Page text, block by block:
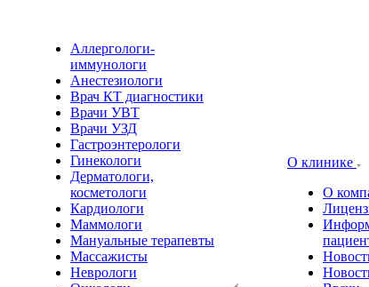
Аллергологи-
иммунологи
Анестезиологи
Врач КТ диагностики
Врачи УВТ
Врачи УЗД
Гастроэнтерологи
Гинекологи
Дерматологи,
косметологи
Кардиологи
Маммологи
Мануальные терапевты
Массажисты
Неврологи
О клинике
О